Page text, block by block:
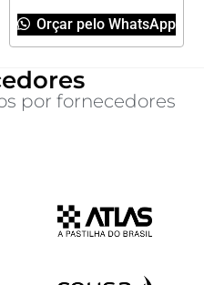
Orçar pelo WhatsApp
por fornecedores